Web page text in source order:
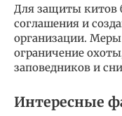
Для защиты
соглашения и
организации.
ограничение
заповедников и
Интересные